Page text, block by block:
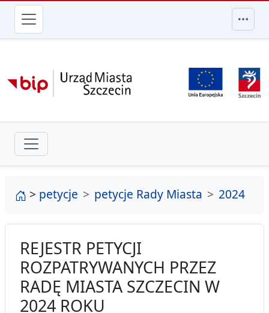
przejdź do głównego menu
strona główna
> petycje petycje Rady Miasta 2024
REJESTR PETYCJI
ROZPATRYWANYCH PRZEZ
RADĘ MIASTA SZCZECIN W
2024 ROKU